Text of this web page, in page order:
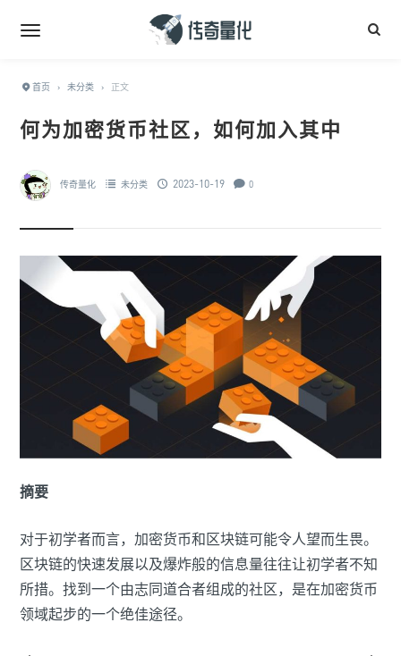
首页 › 未分类 › 正文
何为加密货币社区，如何加入其中
传奇量化 未分类 2023-10-19 0
摘要
对于初学者而言，加密货币和区块链可能令人望而生畏。
区块链的快速发展以及爆炸般的信息量往往让初学者不知
所措。找到一个由志同道合者组成的社区，是在加密货币
领域起步的一个绝佳途径。